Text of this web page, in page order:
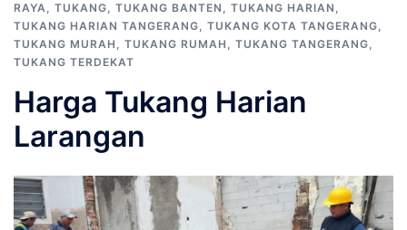
RAYA, TUKANG, TUKANG BANTEN , TUKANG HARIAN ,
TUKANG HARIAN TANGERANG, TUKANG KOTA TANGERANG,
TUKANG MURAH , TUKANG RUMAH , TUKANG TANGERANG,
TUKANG TERDEKAT
Harga Tukang Harian
Larangan